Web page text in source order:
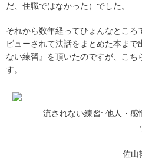
だ、住職ではなかった）でした。
それから数年経ってひょんなとこ
ビューされて法話をまとめた本ま
ない練習』を頂いたのですが、こち
す。
流されない練習: 他人・感
佐山